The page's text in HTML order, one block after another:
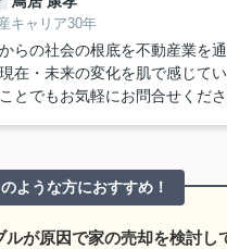
キャリア30年
らの社会の根底を不動産業を
在・未来の変化を肌で感じて
とでもお気軽にお問合せくださ
ような方におすすめ！
ルが原因で家の売却を検討し